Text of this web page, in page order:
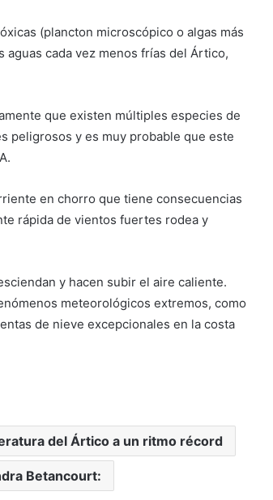
(plancton microscópico o algas más
cada vez menos frías del Ártico,
que existen múltiples especies de
peligrosos y es muy probable que este
en chorro que tiene consecuencias
rápida de vientos fuertes rodea y
y hacen subir el aire caliente.
meteorológicos extremos, como
de nieve excepcionales en la costa
del Ártico a un ritmo récord
Betancourt: